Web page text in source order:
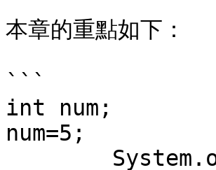
本章的重點如下：
```
int num;
num=5;